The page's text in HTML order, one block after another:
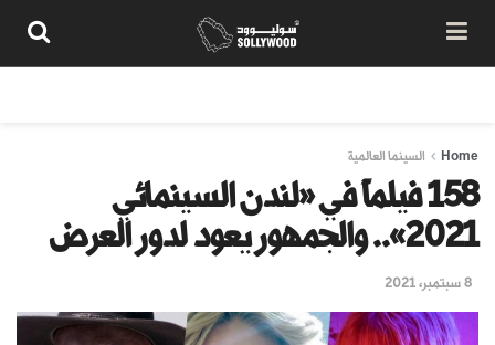
Home السينما العالمية
158 فيلماً في «لندن السينمائي
2021».. والجمهور يعود لدور العرض
8 سبتمبر، 2021